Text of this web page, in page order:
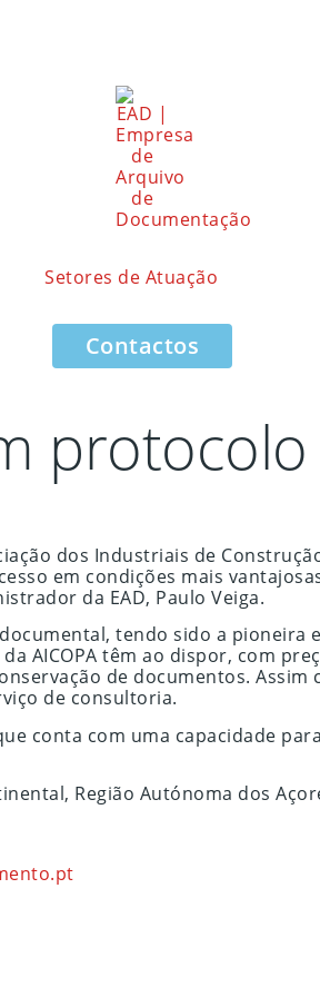
Setores de Atuação
Contactos
dos Industriais de
em condições mais
da EAD, Paulo Veiga.
tendo sido a
AICOPA têm ao dispor, com
de documentos.
de consultoria.
conta com uma capacidade
Região Autónoma dos